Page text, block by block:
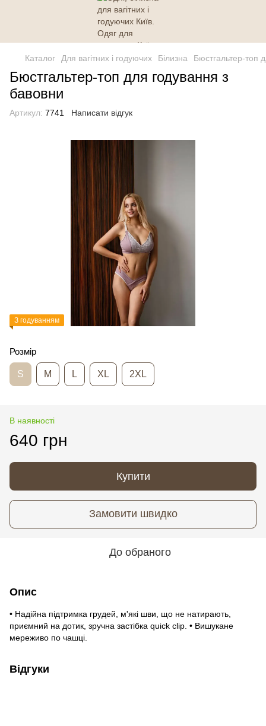
Каталог Для вагітних і годуючих Білизна Бюстгальтер-топ
Бюстгальтер-топ для годування з
бавовни
Артикул: 7741 Написати відгук
З годуванням
Розмір
S M L XL 2XL
В наявності
640 грн
Купити
Замовити швидко
До обраного
Опис
• Надійна підтримка грудей, м'які шви, що не натирають,
приємний на дотик, зручна застібка quick clip. • Вишукане
мереживо по чашці.
Відгуки